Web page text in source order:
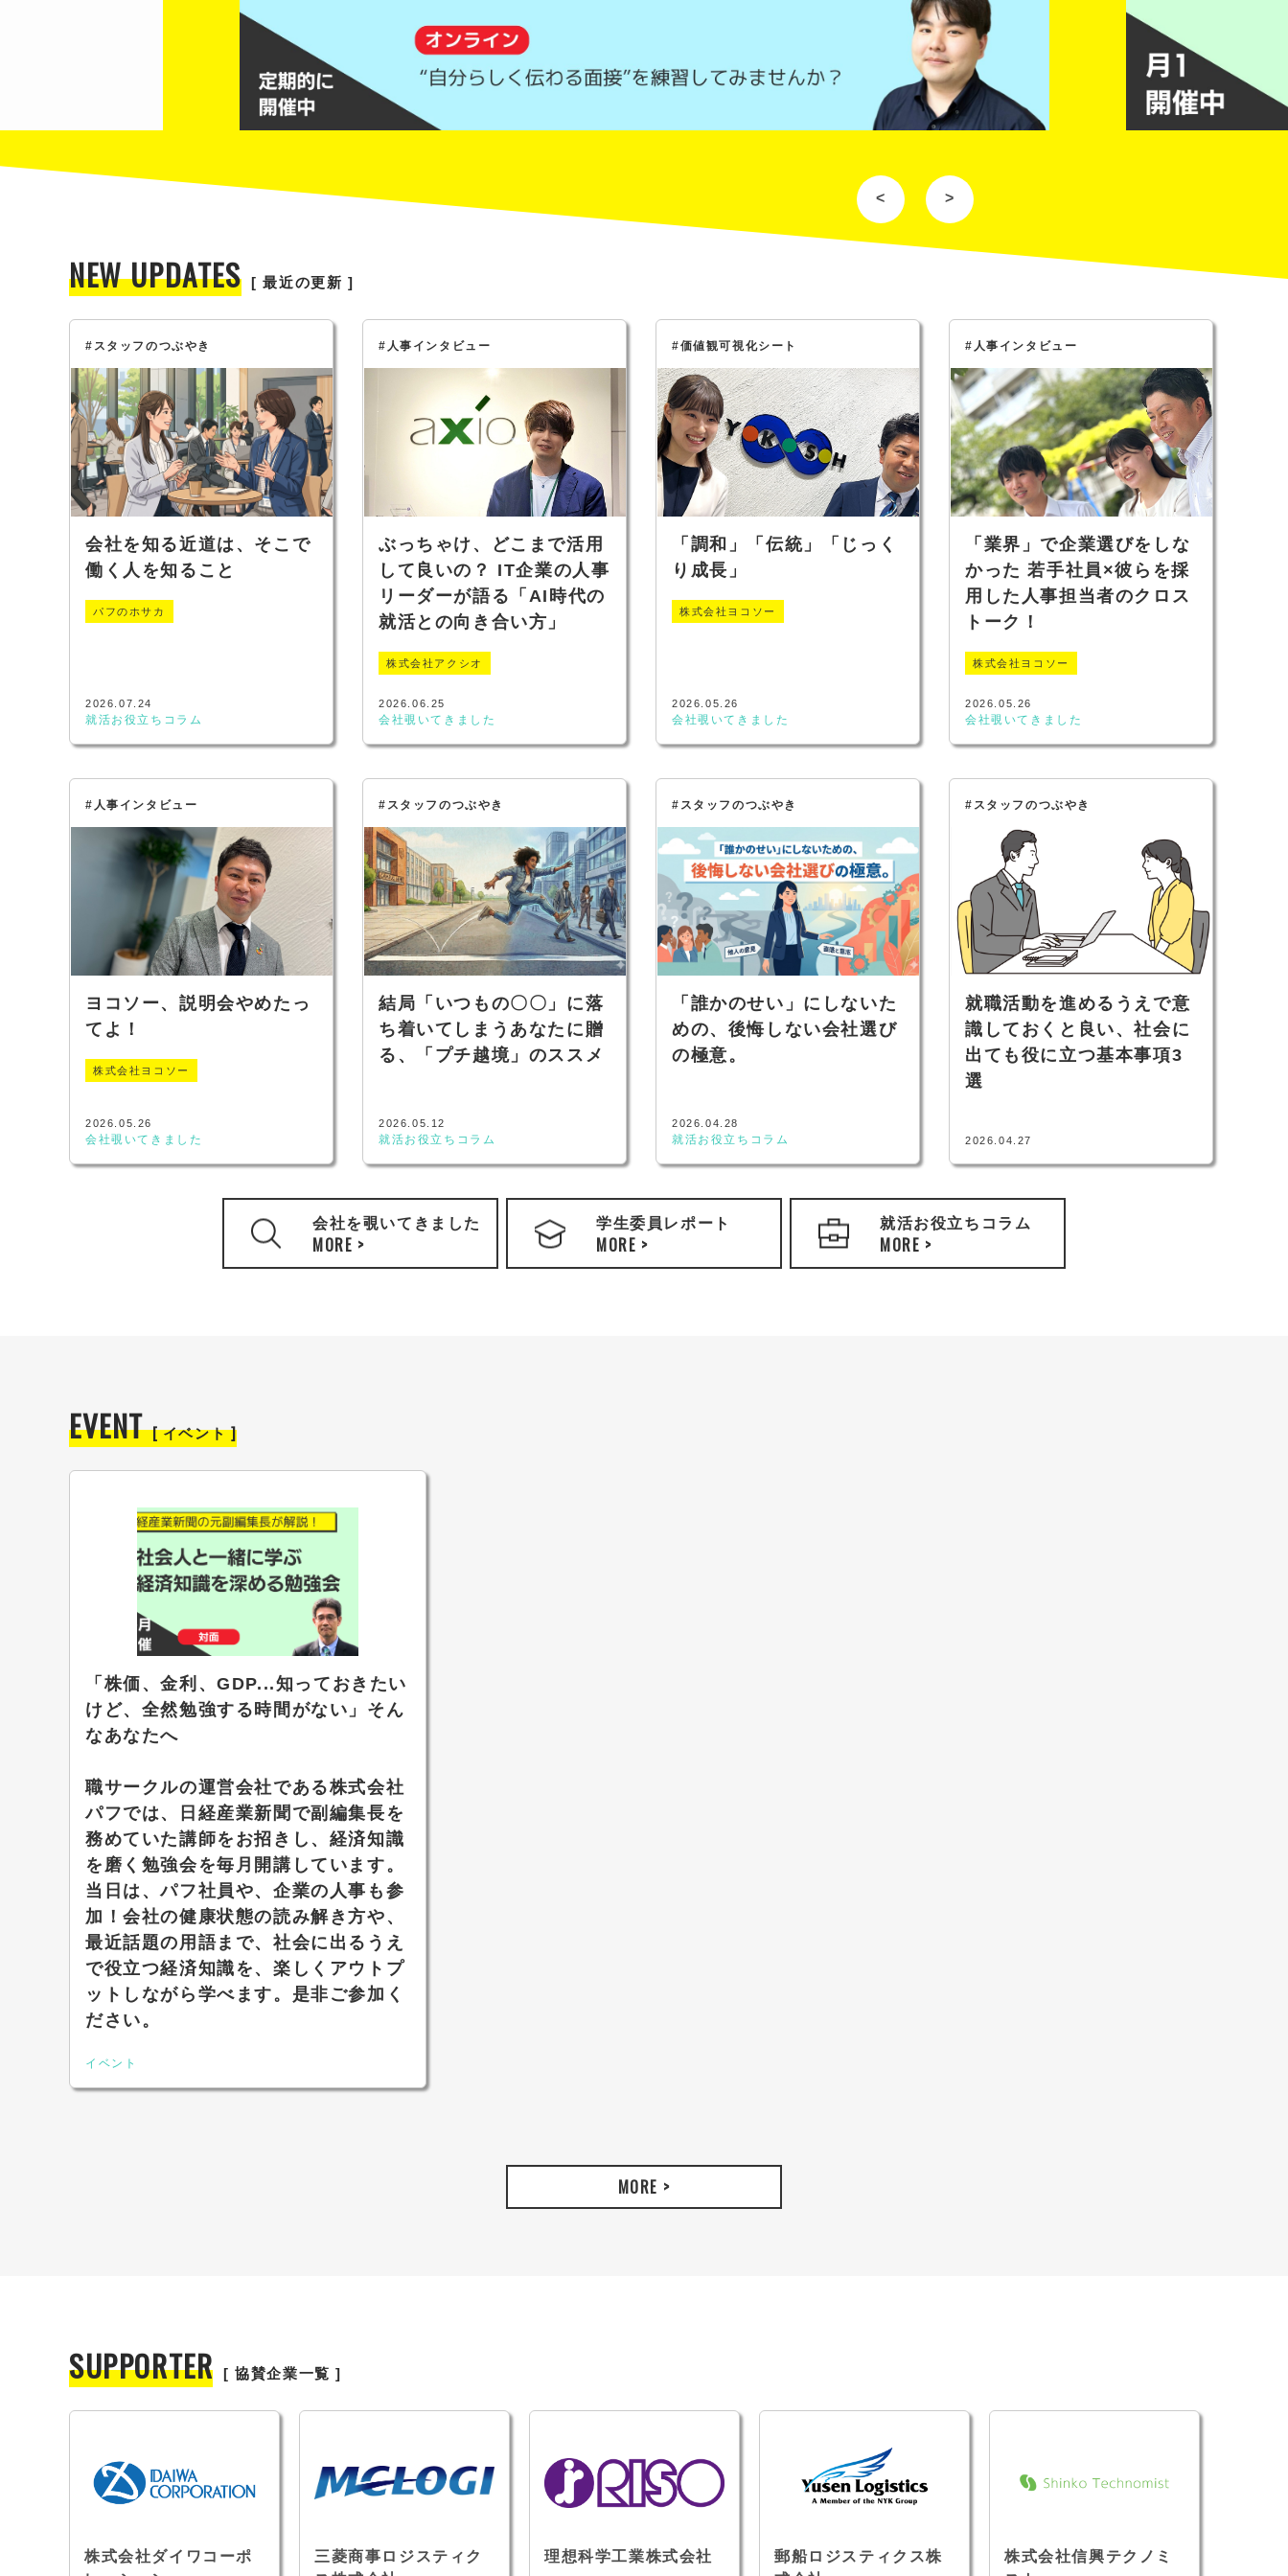
< >
NEW UPDATES [ 最近の更新 ]
#スタッフのつぶやき
会社を知る近道は、そこで
働く人を知ること
パフのホサカ
2026.07.24
就活お役立ちコラム
#人事インタビュー
ぶっちゃけ、どこまで活用
して良いの？ IT企業の人事
リーダーが語る「AI時代の
就活との向き合い方」
株式会社アクシオ
2026.06.25
会社覗いてきました
#価値観可視化シート
「調和」「伝統」「じっく
り成長」
株式会社ヨコソー
2026.05.26
会社覗いてきました
#人事インタビュー
「業界」で企業選びをしな
かった 若手社員×彼らを採
用した人事担当者のクロス
トーク！
株式会社ヨコソー
2026.05.26
会社覗いてきました
#人事インタビュー
ヨコソー、説明会やめたっ
てよ！
株式会社ヨコソー
2026.05.26
会社覗いてきました
#スタッフのつぶやき
結局「いつもの〇〇」に落
ち着いてしまうあなたに贈
る、「プチ越境」のススメ
2026.05.12
就活お役立ちコラム
#スタッフのつぶやき
「誰かのせい」にしないた
めの、後悔しない会社選び
の極意。
2026.04.28
就活お役立ちコラム
#スタッフのつぶやき
就職活動を進めるうえで意
識しておくと良い、社会に
出ても役に立つ基本事項3
選
2026.04.27
会社を覗いてきました
MORE >
学生委員レポート
MORE >
就活お役立ちコラム
MORE >
EVENT[ イベント ]
「株価、金利、GDP...知っておきたい
けど、全然勉強する時間がない」そん
なあなたへ
職サークルの運営会社である株式会社
パフでは、日経産業新聞で副編集長を
務めていた講師をお招きし、経済知識
を磨く勉強会を毎月開講しています。
当日は、パフ社員や、企業の人事も参
加！会社の健康状態の読み解き方や、
最近話題の用語まで、社会に出るうえ
で役立つ経済知識を、楽しくアウトプ
ットしながら学べます。是非ご参加く
ださい。
イベント
MORE >
SUPPORTER [ 協賛企業一覧 ]
株式会社ダイワコーポ
三菱商事ロジスティク
理想科学工業株式会社
郵船ロジスティクス株
株式会社信興テクノミ